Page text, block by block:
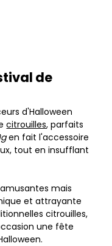
de
d'Halloween
citrouilles, parfaits
en fait l'accessoire
tout en insufflant
mais
et attrayante
citrouilles,
une fête